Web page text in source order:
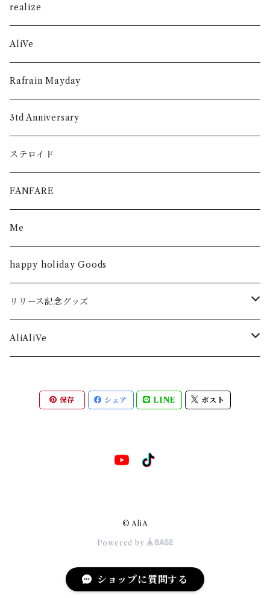
数量限定
realize
AliVe
Rafrain Mayday
3td Anniversary
ステロイド
FANFARE
Me
happy holiday Goods
リリース記念グッズ
シンデレラストーリー
AliAliVe
2023 -animation-
保存 シェア LINE ポスト
© AliA
Powered by
ショップに質問する